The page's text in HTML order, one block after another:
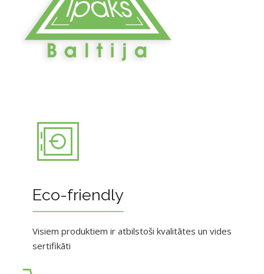
Eco-friendly
Visiem produktiem ir atbilstoši kvalitātes un vides
sertifikāti